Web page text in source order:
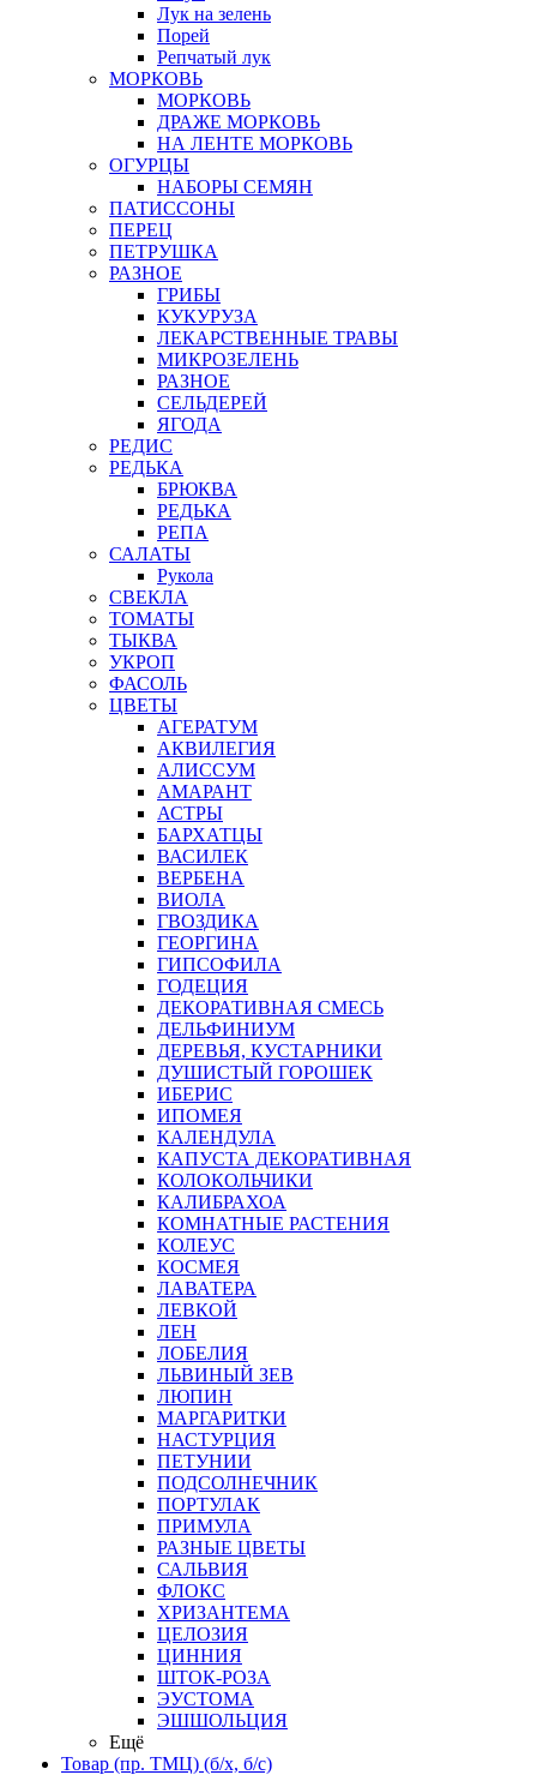
Лук на зелень
Порей
Репчатый лук
МОРКОВЬ
МОРКОВЬ
ДРАЖЕ МОРКОВЬ
НА ЛЕНТЕ МОРКОВЬ
ОГУРЦЫ
НАБОРЫ СЕМЯН
ПАТИССОНЫ
ПЕРЕЦ
ПЕТРУШКА
РАЗНОЕ
ГРИБЫ
КУКУРУЗА
ЛЕКАРСТВЕННЫЕ ТРАВЫ
МИКРОЗЕЛЕНЬ
РАЗНОЕ
СЕЛЬДЕРЕЙ
ЯГОДА
РЕДИС
РЕДЬКА
БРЮКВА
РЕДЬКА
РЕПА
САЛАТЫ
Рукола
СВЕКЛА
ТОМАТЫ
ТЫКВА
УКРОП
ФАСОЛЬ
ЦВЕТЫ
АГЕРАТУМ
АКВИЛЕГИЯ
АЛИССУМ
АМАРАНТ
АСТРЫ
БАРХАТЦЫ
ВАСИЛЕК
ВЕРБЕНА
ВИОЛА
ГВОЗДИКА
ГЕОРГИНА
ГИПСОФИЛА
ГОДЕЦИЯ
ДЕКОРАТИВНАЯ СМЕСЬ
ДЕЛЬФИНИУМ
ДЕРЕВЬЯ, КУСТАРНИКИ
ДУШИСТЫЙ ГОРОШЕК
ИБЕРИС
ИПОМЕЯ
КАЛЕНДУЛА
КАПУСТА ДЕКОРАТИВНАЯ
КОЛОКОЛЬЧИКИ
КАЛИБРАХОА
КОМНАТНЫЕ РАСТЕНИЯ
КОЛЕУС
КОСМЕЯ
ЛАВАТЕРА
ЛЕВКОЙ
ЛЕН
ЛОБЕЛИЯ
ЛЬВИНЫЙ ЗЕВ
ЛЮПИН
МАРГАРИТКИ
НАСТУРЦИЯ
ПЕТУНИИ
ПОДСОЛНЕЧНИК
ПОРТУЛАК
ПРИМУЛА
РАЗНЫЕ ЦВЕТЫ
САЛЬВИЯ
ФЛОКС
ХРИЗАНТЕМА
ЦЕЛОЗИЯ
ЦИННИЯ
ШТОК-РОЗА
ЭУСТОМА
ЭШШОЛЬЦИЯ
Ещё
Товар (пр. ТМЦ) (б/х, б/с)